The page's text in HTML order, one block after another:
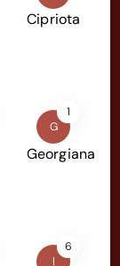
Cipriota
G
1
Georgiana
I
6